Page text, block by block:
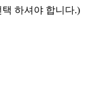
하셔야 합니다.)